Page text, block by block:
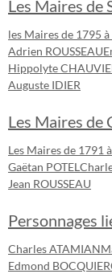
Les Maires de
les Maires de 1795
Adrien ROUSSEAU
Hippolyte
Auguste IDIER
Les Maires de
Les Maires de 1791
Gaëtan POTEL
Jean ROUSSEAU
Personnages
Charles ATAMIAN
Edmond BOCQUIER